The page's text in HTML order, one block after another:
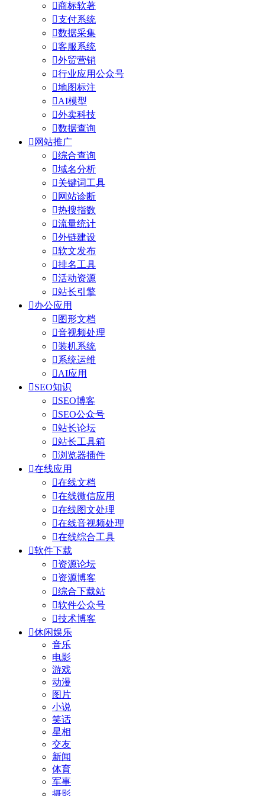
商标软著
支付系统
数据采集
客服系统
外贸营销
行业应用公众号
地图标注
AI模型
外卖科技
数据查询
 网站推广
综合查询
域名分析
关键词工具
 网站诊断
热搜指数
流量统计
外链建设
软文发布
排名工具
活动资源
站长引擎
办公应用
 图形文档
音视频处理
装机系统
系统运维
AI应用
SEO知识
SEO博客
SEO公众号
站长论坛
站长工具箱
浏览器插件
在线应用
在线文档
在线微信应用
在线图文处理
在线音视频处理
在线综合工具
软件下载
资源论坛
资源博客
综合下载站
软件公众号
技术博客
休闲娱乐
音乐
电影
游戏
动漫
图片
小说
笑话
星相
交友
新闻
体育
军事
摄影